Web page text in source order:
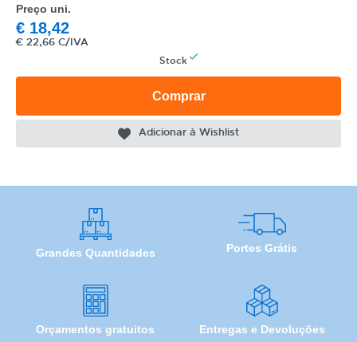
Preço uni.
€ 18,42
€ 22,66 C/IVA
Stock
Comprar
Adicionar à Wishlist
Grandes Quantidades Portes Grátis
Orçamentos gratuitos Entregas e Devoluções